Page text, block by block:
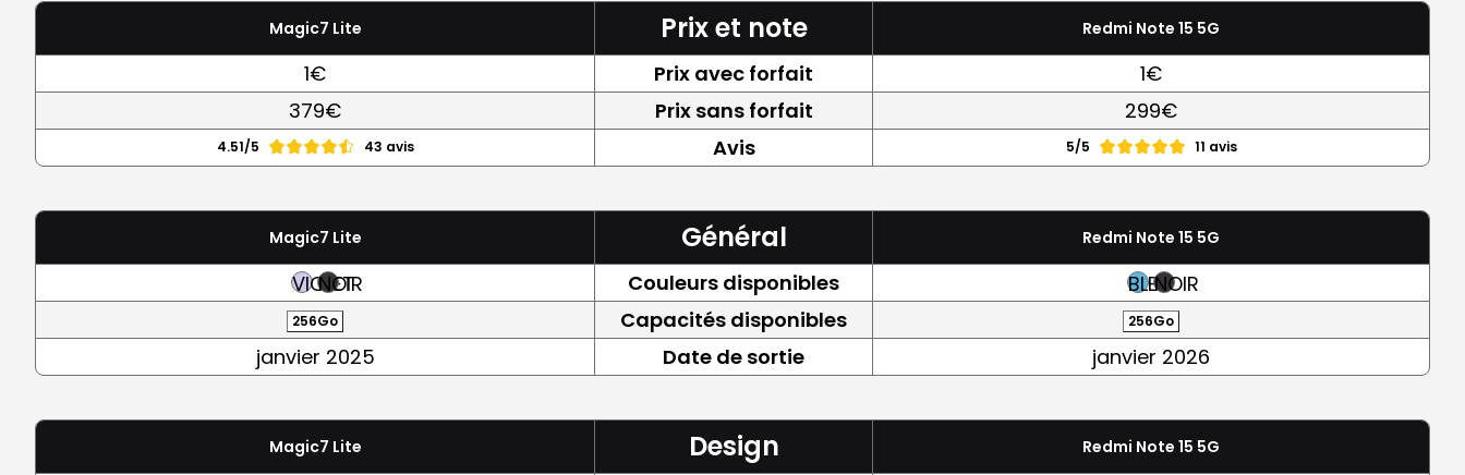
Magic7 Lite Prix et note Redmi Note 15 5G
1€ Prix avec forfait
1€
379€
Prix sans forfait 299€
4.51/5 43 avis Avis 5/5 11 avis
Magic7 Lite Général Redmi Note 15 5G
VIOLET
NOIR Couleurs disponibles BLEUNOIR
256Go Capacités disponibles 256Go
janvier 2025 Date de sortie janvier 2026
Magic7 Lite Design Redmi Note 15 5G